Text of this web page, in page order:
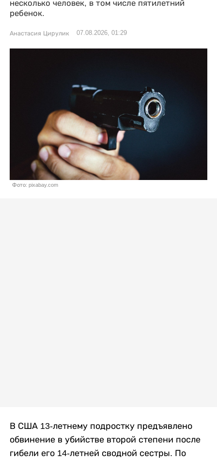
несколько человек, в том числе пятилетний
ребенок.
Анастасия Цирулик 07.08.2026, 01:29
Фото: pixabay.com
В США 13-летнему подростку предъявлено
обвинение в убийстве второй степени после
гибели его 14-летней сводной сестры. По